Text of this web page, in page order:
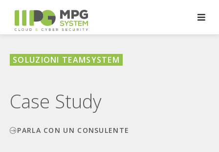
SOLUZIONI TEAMSYSTEM
Case Study
PARLA CON UN CONSULENTE